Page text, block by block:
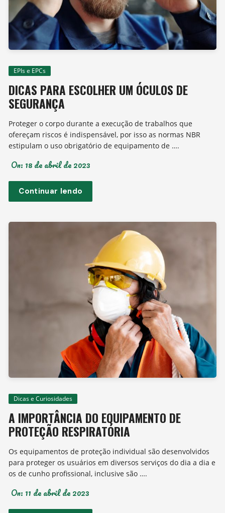
EPIs e EPCs
DICAS PARA ESCOLHER UM ÓCULOS DE
SEGURANÇA
Proteger o corpo durante a execução de trabalhos que
ofereçam riscos é indispensável, por isso as normas NBR
estipulam o uso obrigatório de equipamento de ….
On: 18 de abril de 2023
Continuar lendo
Dicas e Curiosidades
A IMPORTÂNCIA DO EQUIPAMENTO DE
PROTEÇÃO RESPIRATÓRIA
Os equipamentos de proteção individual são desenvolvidos
para proteger os usuários em diversos serviços do dia a dia e
os de cunho profissional, inclusive são ….
On: 11 de abril de 2023